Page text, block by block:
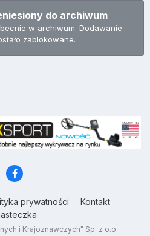
do archiwum
w archiwum. Dodawanie
zablokowane.
prywatności
Kontakt
i Krajoznawczych" Sp. z o.o.